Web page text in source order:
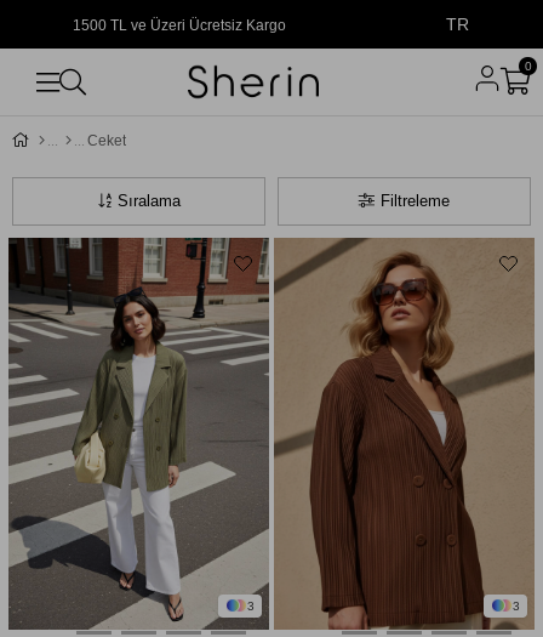
1500 TL ve Üzeri Ücretsiz Kargo TR
0
Ceket
Filtreleme
Sıralama
3 3